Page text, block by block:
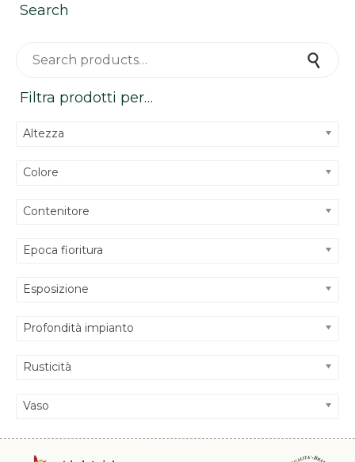
Search
Filtra prodotti per…
Altezza
Colore
Contenitore
Epoca fioritura
Esposizione
Profondità impianto
Rusticità
Vaso